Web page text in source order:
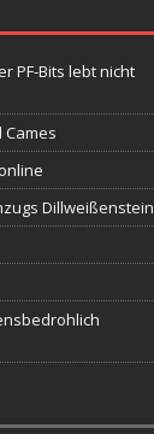
PF-Bits lebt nicht
Cames
Dillweißenstein